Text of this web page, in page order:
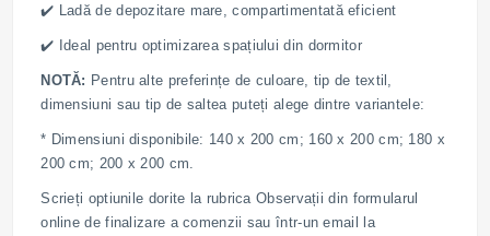
✔️ Ladă de depozitare mare, compartimentată eficient
✔️ Ideal pentru optimizarea spațiului din dormitor
NOTĂ: Pentru alte preferințe de culoare, tip de textil,
dimensiuni sau tip de saltea puteți alege dintre variantele:
* Dimensiuni disponibile: 140 x 200 cm; 160 x 200 cm; 180 x
200 cm; 200 x 200 cm.
Scrieți optiunile dorite la rubrica Observații din formularul
online de finalizare a comenzii sau într-un email la